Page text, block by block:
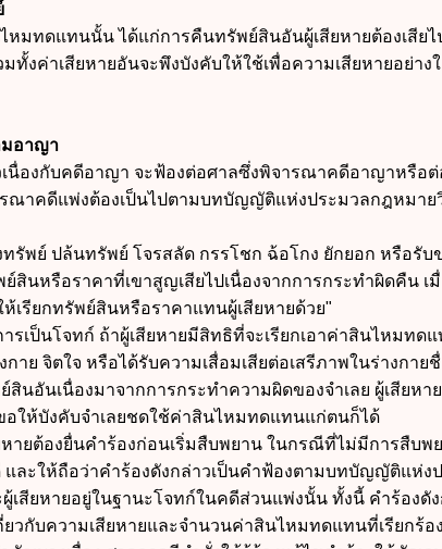
หมทดแทนนั้น ได้แก่การคืนทรัพย์สินอันผู้เสียหายต้องเสียไ
ทั้งค่าเสียหายอันจะพึงบังคับให้ใช้เพื่อความเสียหายอย่าง
อาญา
เนื่องกับคดีอาญา จะฟ้องต่อศาลซึ่งพิจารณาคดีอาญาหรือ
ณาคดีแพ่งต้องเป็นไปตามบทบัญญัติแห่งประมวลกฎหมาย
รัพย์ ปล้นทรัพย์ โจรสลัด กรรโชก ฉ้อโกง ยักยอก หรือรับ
สินหรือราคาที่เขาสูญเสียไปเนื่องจากการกระทำผิดคืน เ
เรียกทรัพย์สินหรือราคาแทนผู้เสียหายด้วย"
รเป็นโจทก์ ถ้าผู้เสียหายมีสิทธิที่จะเรียกเอาค่าสินไหมทด
าย จิตใจ หรือได้รับความเสื่อมเสียต่อเสรีภาพในร่างกายชื่
นอันเนื่องมาจากการกระทำความผิดของจำเลย ผู้เสียหา
ให้บังคับจำเลยชดใช้ค่าสินไหมทดแทนแก่ตนก็ได้
ายต้องยื่นคำร้องก่อนเริ่มสืบพยาน ในกรณีที่ไม่มีการสืบพ
ละให้ถือว่าคำร้องดังกล่าวเป็นคำฟ้องตามบทบัญญัติแห่ง
สียหายอยู่ในฐานะโจทก์ในคดีส่วนแพ่งนั้น ทั้งนี้ คำร้องดั
ยวกับความเสียหายและจำนวนค่าสินไหมทดแทนที่เรียกร้อ